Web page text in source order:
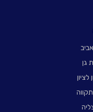
גן